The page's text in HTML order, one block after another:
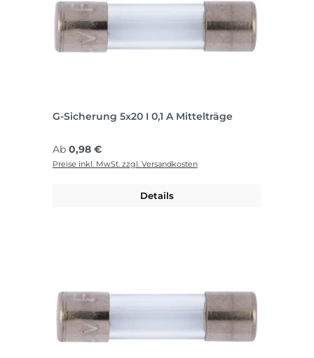
G-Sicherung 5x20 I 0,1 A Mittelträge
Regulärer Preis:
Ab 0,98 €
Preise inkl. MwSt. zzgl. Versandkosten
Details